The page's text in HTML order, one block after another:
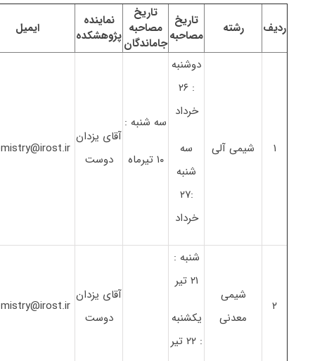
ردیف رشته
تاریخ
مصاحبه
تاریخ
مصاحبه
جاماندگان
نماینده
پژوهشکده
ایمیل
۱ شیمی آلی
دوشنبه
: ۲۶
خرداد
سه
شنبه
:۲۷
خرداد
سه شنبه :
۱۰ تیرماه
آقای یزدان
دوست
۲
شیمی
معدنی
شنبه :
۲۱ تیر
یکشنبه
: ۲۲ تیر
آقای یزدان
دوست